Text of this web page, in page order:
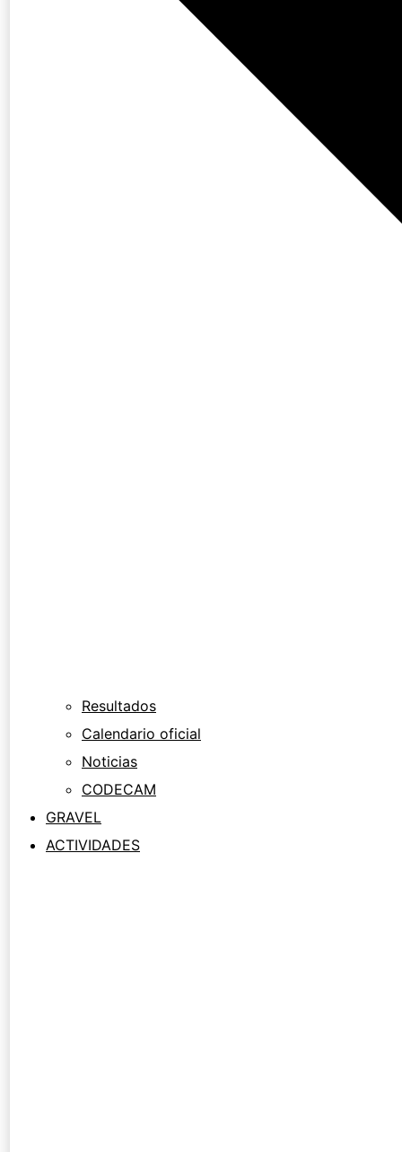
Resultados
Calendario oficial
Noticias
CODECAM
GRAVEL
ACTIVIDADES